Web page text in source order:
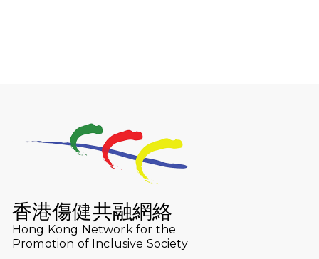
2025-02-05
2025-01-13
泥漿路上顯堅毅傳奇，「猛龍」
隊伍成就毅行壯舉
2024-11-18
尋找跑會的故事 #23 | 猛龍長跑
會 - Why Not Run
2024-11-07
樂施毅行者｜毅行40「堅」並肩
香港傷健共融網絡
Hong Kong Network for the
Promotion of Inclusive Society